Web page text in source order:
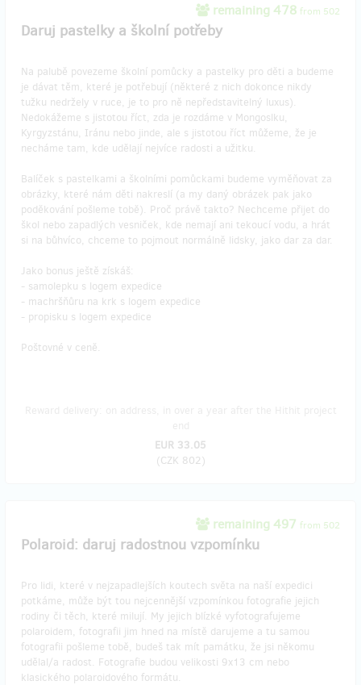
remaining 478 from 502
Daruj pastelky a školní potřeby
Na palubě povezeme školní pomůcky a pastelky pro děti a budeme
je dávat těm, které je potřebují (některé z nich dokonce nikdy
tužku nedržely v ruce, je to pro ně nepředstavitelný luxus).
Nedokážeme s jistotou říct, zda je rozdáme v Mongoslku,
Kyrgyzstánu, Iránu nebo jinde, ale s jistotou říct můžeme, že je
necháme tam, kde udělají nejvíce radosti a užitku.
Balíček s pastelkami a školními pomůckami budeme vyměňovat za
obrázky, které nám děti nakreslí (a my daný obrázek pak jako
poděkování pošleme tobě). Proč právě takto? Nechceme přijet do
škol nebo zapadlých vesniček, kde nemají ani tekoucí vodu, a hrát
si na bůhvíco, chceme to pojmout normálně lidsky, jako dar za dar.
Jako bonus ještě získáš:
- samolepku s logem expedice
- machršňůru na krk s logem expedice
- propisku s logem expedice
Poštovné v ceně.
EUR 33.05
(CZK 802)
remaining 497 from 502
Polaroid: daruj radostnou vzpomínku
Pro lidi, které v nejzapadlejších koutech světa na naší expedici
potkáme, může být tou nejcennější vzpomínkou fotografie jejich
rodiny či těch, které milují. My jejich blízké vyfotografujeme
polaroidem, fotografii jim hned na místě darujeme a tu samou
fotografii pošleme tobě, budeš tak mít památku, že jsi někomu
udělal/a radost. Fotografie budou velikosti 9x13 cm nebo
klasického polaroidového formátu.